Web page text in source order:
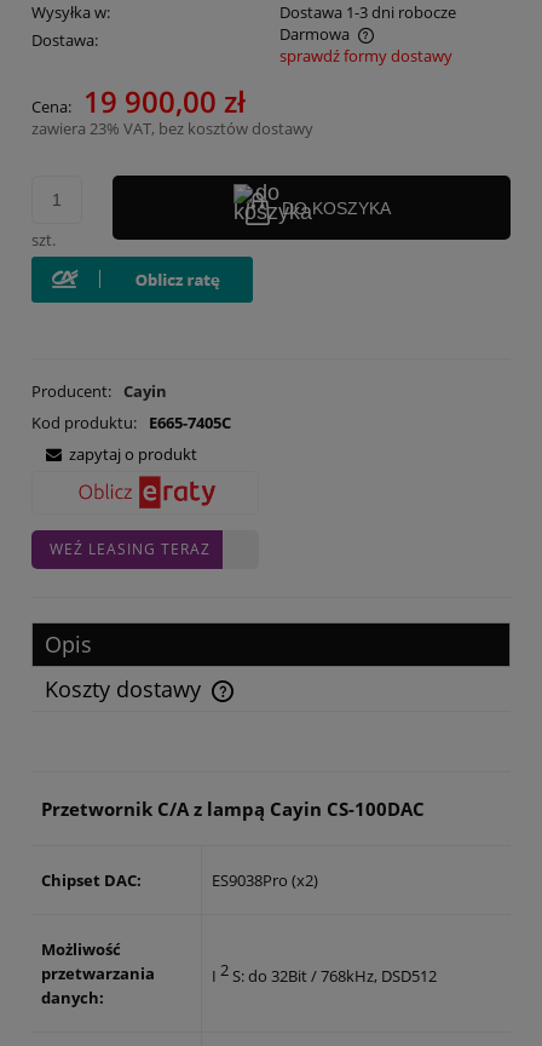
Wysyłka w:
Dostawa 1-3 dni robocze
Dostawa:
Darmowa
Cena nie zawiera ewentualnych kosztów płatności
sprawdź formy dostawy
Cena: 19 900,00 zł
zawiera 23% VAT, bez kosztów dostawy
szt.
DO KOSZYKA
Producent: Cayin
Kod produktu:
E665-7405C
zapytaj o produkt
WEŹ LEASING TERAZ
Opis
Koszty dostawy
Cena nie zawiera ewentualnych kosztów płatności
Przetwornik C/A z lampą Cayin CS-100DAC
Chipset DAC: ES9038Pro (x2)
Możliwość
przetwarzania
danych:
I 2S: do 32Bit / 768kHz, DSD512